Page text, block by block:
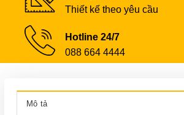
Thiết kế theo yêu cầu
Hotline 24/7
088 664 4444
Mô tả